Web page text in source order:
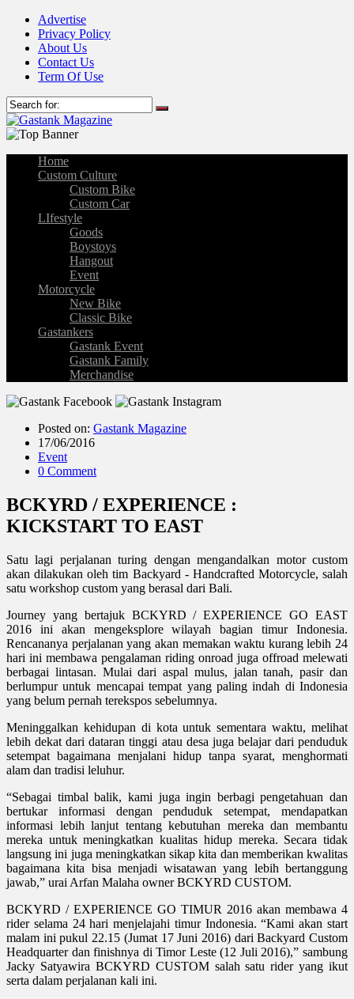
Advertise
Privacy Policy
About Us
Contact Us
Term Of Use
Home
Custom Culture
Custom Bike
Custom Car
LIfestyle
Goods
Boystoys
Hangout
Event
Motorcycle
New Bike
Classic Bike
Gastankers
Gastank Event
Gastank Family
Merchandise
Posted on: Gastank Magazine
17/06/2016
Event
0 Comment
BCKYRD / EXPERIENCE :
KICKSTART TO EAST
Satu lagi perjalanan turing dengan mengandalkan motor custom
akan dilakukan oleh tim Backyard - Handcrafted Motorcycle, salah
satu workshop custom yang berasal dari Bali.
Journey yang bertajuk BCKYRD / EXPERIENCE GO EAST
2016 ini akan mengeksplore wilayah bagian timur Indonesia.
Rencananya perjalanan yang akan memakan waktu kurang lebih 24
hari ini membawa pengalaman riding onroad juga offroad melewati
berbagai lintasan. Mulai dari aspal mulus, jalan tanah, pasir dan
berlumpur untuk mencapai tempat yang paling indah di Indonesia
yang belum pernah terekspos sebelumnya.
Meninggalkan kehidupan di kota untuk sementara waktu, melihat
lebih dekat dari dataran tinggi atau desa juga belajar dari penduduk
setempat bagaimana menjalani hidup tanpa syarat, menghormati
alam dan tradisi leluhur.
“Sebagai timbal balik, kami juga ingin berbagi pengetahuan dan
bertukar informasi dengan penduduk setempat, mendapatkan
informasi lebih lanjut tentang kebutuhan mereka dan membantu
mereka untuk meningkatkan kualitas hidup mereka. Secara tidak
langsung ini juga meningkatkan sikap kita dan memberikan kwalitas
bagaimana kita bisa menjadi wisatawan yang lebih bertanggung
jawab,” urai Arfan Malaha owner BCKYRD CUSTOM.
BCKYRD / EXPERIENCE GO TIMUR 2016 akan membawa 4
rider selama 24 hari menjelajahi timur Indonesia. “Kami akan start
malam ini pukul 22.15 (Jumat 17 Juni 2016) dari Backyard Custom
Headquarter dan finishnya di Timor Leste (12 Juli 2016),” sambung
Jacky Satyawira BCKYRD CUSTOM salah satu rider yang ikut
serta dalam perjalanan kali ini.